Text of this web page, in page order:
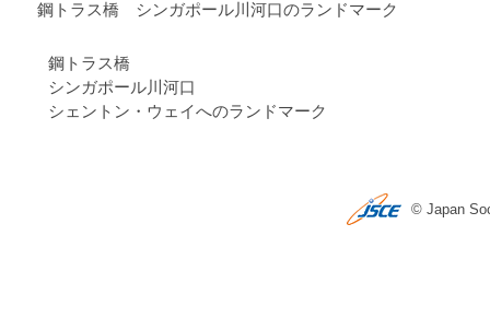
鋼トラス橋 シンガポール川河口のランドマーク
鋼トラス橋
シンガポール川河口
シェントン・ウェイへのランドマーク
© Japan